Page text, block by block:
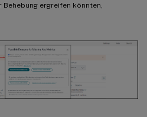
Behebung ergreifen könnten,